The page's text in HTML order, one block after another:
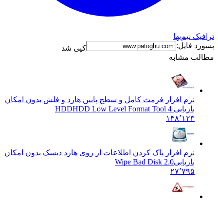
نیم‌بها
فایل:
کپی شد
مشابه
نرم افزار فرمت کامل و سطح پایین هارد و فلش بدون امکان
بازیابی HDDHDD Low Level Format Tool 4
۱۴۸٬۱۲۳
نرم افزار پاک کردن اطلاعات از روی هارد دیسک بدون امکان
بازیابیWipe Bad Disk 2.0
۲۷٬۷۹۵